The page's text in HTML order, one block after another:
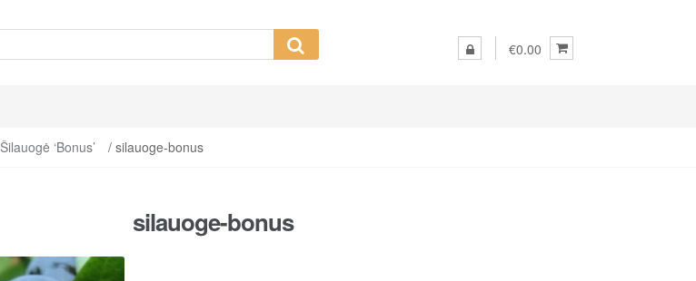
€0.00
Šilauogė ‘Bonus’ / silauoge-bonus
silauoge-bonus